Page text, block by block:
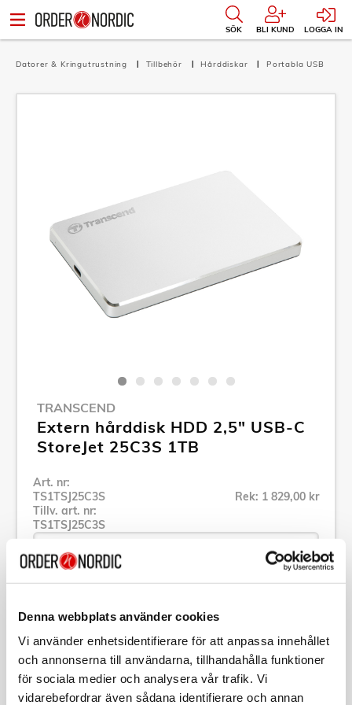
Denna webbplats använder cookies
Vi använder enhetsidentifierare för att anpassa innehållet
och annonserna till användarna, tillhandahålla funktioner
för sociala medier och analysera vår trafik. Vi
vidarebefordrar även sådana identifierare och annan
SÖK BLI KUND LOGGA IN
Datorer & Kringutrustning Tillbehör Hårddiskar Portabla USB
TRANSCEND
Extern hårddisk HDD 2,5" USB-C
StoreJet 25C3S 1TB
Art. nr:
TS1TSJ25C3S
Tillv. art. nr:
TS1TSJ25C3S
Rek: 1 829,00 kr
Se alla produkter inom Transcend
Specifikation
Beskrivning